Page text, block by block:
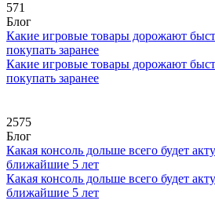
571
Блог
Какие игровые товары дорожают
покупать заранее
Какие игровые товары дорожают
покупать заранее
2575
Блог
Какая консоль дольше всего будет
ближайшие 5 лет
Какая консоль дольше всего будет
ближайшие 5 лет